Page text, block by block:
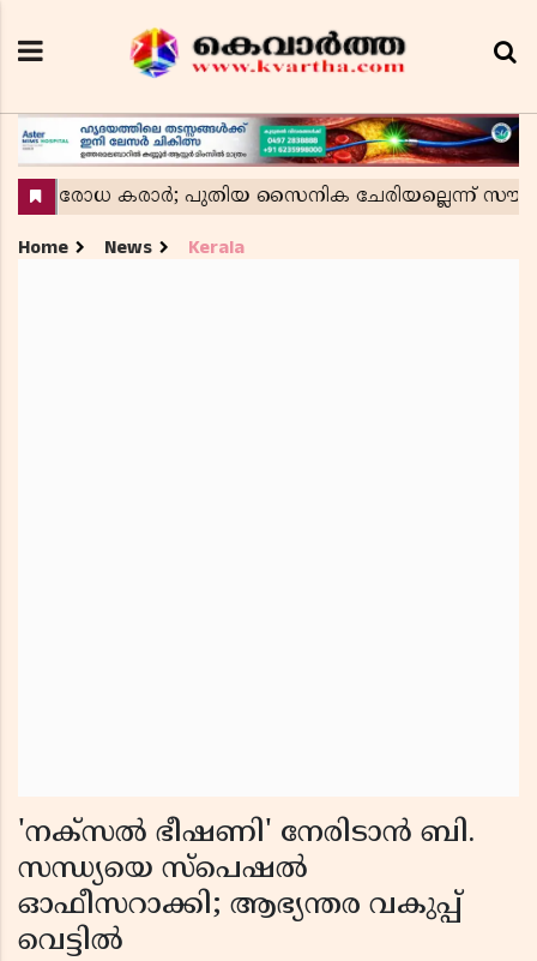
Home News Kerala
'നക്‌സല്‍ ഭീഷണി' നേരിടാന്‍ ബി.
സന്ധ്യയെ സ്പെഷല്‍
ഓഫീസറാക്കി; ആഭ്യന്തര വകുപ്പ്
വെട്ടിൽ